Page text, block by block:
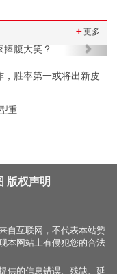
＋更多
Next
重
版权声明
自互联网，不代表本站赞
本网站上有侵犯您的合法
供的信息错误、残缺、延